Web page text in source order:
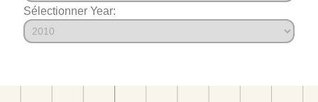
Sélectionner Year: